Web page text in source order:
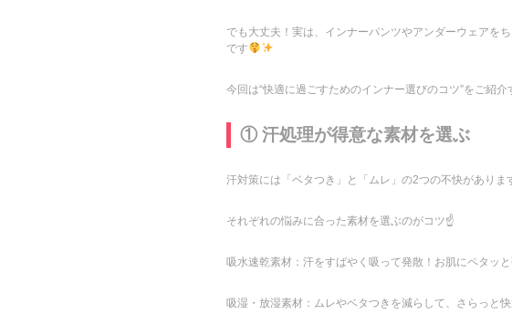
でも大丈夫！実は、インナーパンツやアンダーウェアを
です
今回は“快適に過ごすためのインナー選びのコツ”をご紹
① 汗処理が得意な素材を選ぶ
汗対策には「ベタつき」と「ムレ」の2つの不快がありま
それぞれの悩みに合った素材を選ぶのがコツ☝️
吸水速乾素材：汗をすばやく吸って発散！お肌にペタッ
吸湿・放湿素材：ムレやベタつきを減らして、さらっと快